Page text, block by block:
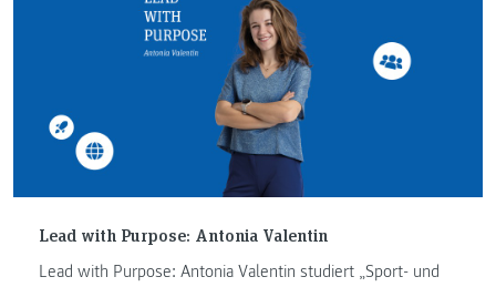
Lead with Purpose: Antonia Valentin
Lead with Purpose: Antonia Valentin studiert „Sport- und